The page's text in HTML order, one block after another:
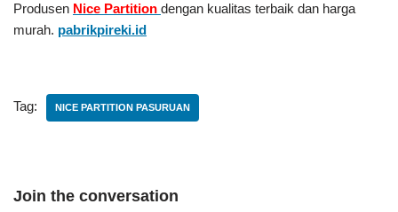
Produsen Nice Partition dengan kualitas terbaik dan harga
murah. pabrikpireki.id
Tag: NICE PARTITION PASURUAN
Join the conversation